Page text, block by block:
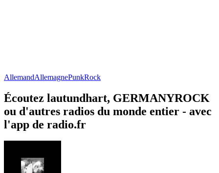
AllemandAllemagnePunkRock
Écoutez lautundhart, GERMANYROCK
ou d'autres radios du monde entier - avec
l'app de radio.fr